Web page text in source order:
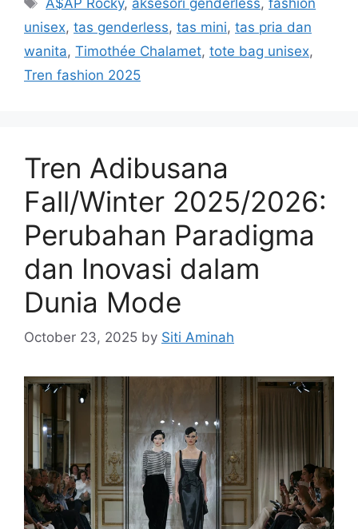
unisex, tas genderless, tas mini, tas pria dan
wanita, Timothée Chalamet, tote bag unisex,
Tren fashion 2025
Tren Adibusana
Fall/Winter 2025/2026:
Perubahan Paradigma
dan Inovasi dalam
Dunia Mode
October 23, 2025 by Siti Aminah